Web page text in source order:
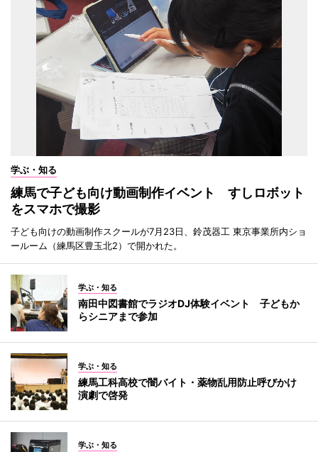
学ぶ・知る
練馬で子ども向け動画制作イベント すしロボット
をスマホで撮影
子ども向けの動画制作スクールが7月23日、鈴茂器工 東京事業所内ショ
ールーム（練馬区豊玉北2）で開かれた。
学ぶ・知る
南田中図書館でラジオDJ体験イベント 子どもか
らシニアまで参加
学ぶ・知る
練馬工科高校で闇バイト・薬物乱用防止呼びかけ
演劇で啓発
学ぶ・知る